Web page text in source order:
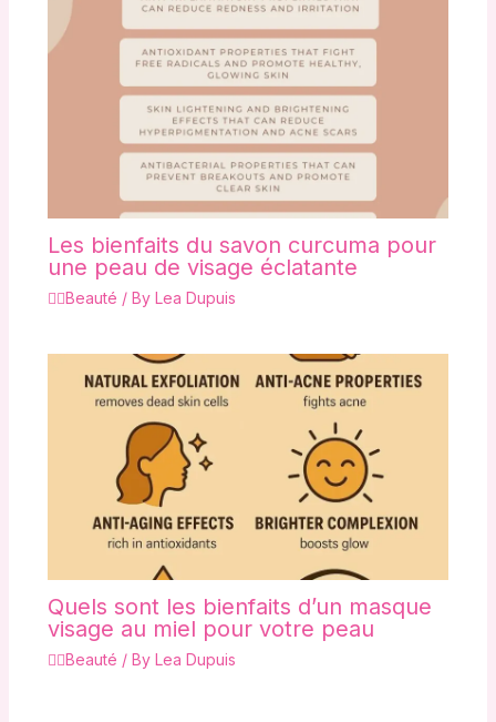
Les bienfaits du savon curcuma pour
une peau de visage éclatante
💇‍♀️Beauté / By Lea Dupuis
Quels sont les bienfaits d’un masque
visage au miel pour votre peau
💇‍♀️Beauté / By Lea Dupuis